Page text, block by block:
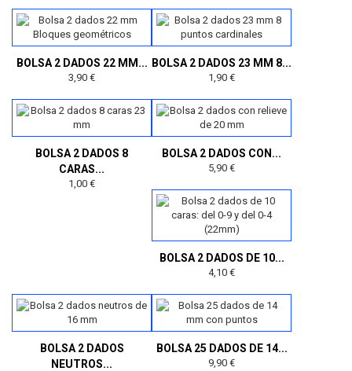
BOLSA 2 DADOS 22 MM...
3,90 €
BOLSA 2 DADOS 23 MM 8...
1,90 €
BOLSA 2 DADOS 8
CARAS...
1,00 €
BOLSA 2 DADOS CON...
5,90 €
BOLSA 2 DADOS DE 10...
4,10 €
BOLSA 2 DADOS
NEUTROS...
BOLSA 25 DADOS DE 14...
9,90 €